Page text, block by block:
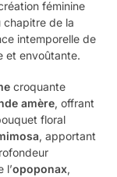
féminine
chapitre de la
intemporelle de
et envoûtante.
croquante
amère, offrant
floral
, apportant
l’opoponax,